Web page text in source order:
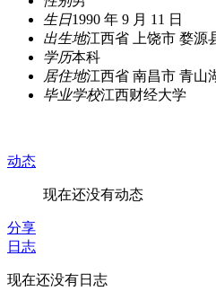
生日1990 年 9 月 11 日
出生地江西省 上饶市 婺源
学历本科
居住地江西省 南昌市 青山
毕业学校江西财经大学
动态
现在还没有动态
分享
日志
现在还没有日志